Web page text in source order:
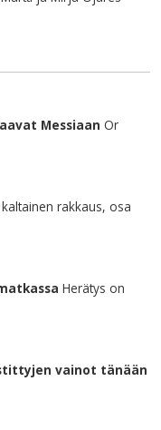
Messiaan Or
rakkaus, osa
Herätys on
vainot tänään